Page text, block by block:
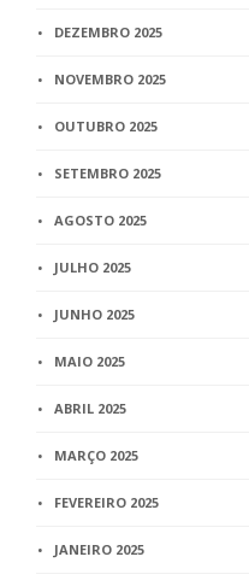
DEZEMBRO 2025
NOVEMBRO 2025
OUTUBRO 2025
SETEMBRO 2025
AGOSTO 2025
JULHO 2025
JUNHO 2025
MAIO 2025
ABRIL 2025
MARÇO 2025
FEVEREIRO 2025
JANEIRO 2025